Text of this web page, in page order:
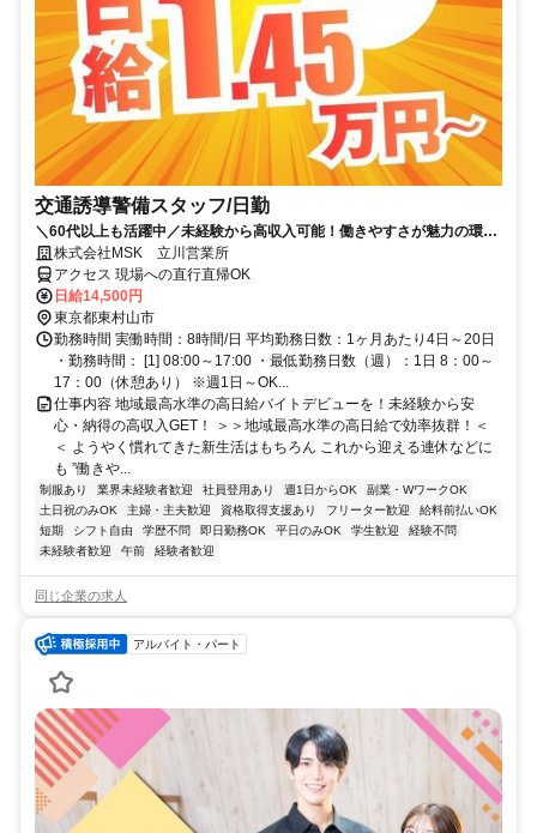
交通誘導警備スタッフ/日勤
＼60代以上も活躍中／未経験から高収入可能！働きやすさが魅力の環境
で警備員デビューをしませんか！【月収29万円可能！日払いもOK！】
勤務3日前迄シフト申請が可能です！週1日～・短期もOK！あなたのラ
イフスタイルに合わせてお仕事しませんか！未経験者大歓迎！年代幅広
く活躍しています。
株式会社MSK 立川営業所
アクセス 現場への直行直帰OK
日給14,500円
東京都東村山市
勤務時間 実働時間：8時間/日 平均勤務日数：1ヶ月あたり4日～20日
・勤務時間： [1] 08:00～17:00 ・最低勤務日数（週）：1日 8：00～
17：00（休憩あり） ※週1日～OK...
仕事内容 地域最高水準の高日給バイトデビューを！未経験から安
心・納得の高収入GET！ ＞＞地域最高水準の高日給で効率抜群！＜
＜ ようやく慣れてきた新生活はもちろん これから迎える連休などに
も ”働きや...
制服あり 業界未経験者歓迎 社員登用あり 週1日からOK
副業・WワークOK
土日祝のみOK
主婦・主夫歓迎 資格取得支援あり フリーター歓迎
給料前払いOK
短期
シフト自由 学歴不問 即日勤務OK 平日のみOK 学生歓迎
経験不問
未経験者歓迎
午前 経験者歓迎
同じ企業の求人
アルバイト・パート